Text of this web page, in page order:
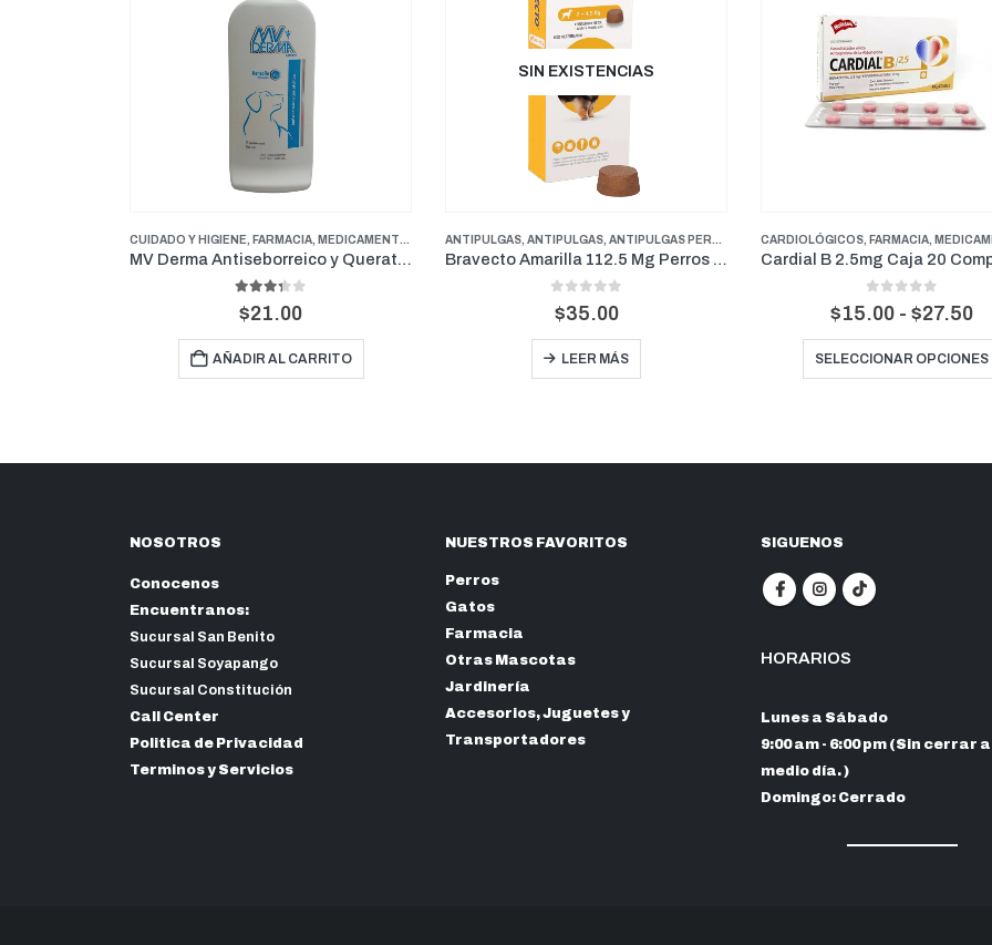
SUPLEMENTOS Y VITAMINAS
CUIDADO Y HIGIENE ,FARMACIA,MEDICAMENTOS GENERALES
MV Derma Antiseborreico y Queratolítico Shampoo 16 Onz
out of 5
21.00
AÑADIR AL CARRITO
SIN EXISTENCIAS
ANTIPULGAS ,ANTIPULGAS ,ANTIPULGAS PERROS PESOS PEQUEÑOS , FARMACIA ,PERROS
Bravecto Amarilla 112.5 Mg Perros para peso entre 2-4.5Kg (3 Meses)
out of 5
35.00
LEER MÁS
CARDIOLÓGICOS,FARMACIA,MEDICAMENTOS GENERALES
Cardial B 2.5mg Caja 20 Comprimidos/ Blister de 10 tabletas
out of 5
15.00 - $27.50Rango
precios:
desde
SELECCIONAR OPCIONES
Este producto tiene múltiples variantes. Las opciones
NOSOTROS
Conocenos
Encuentranos:
Sucursal San Benito
Sucursal Soyapango
Sucursal Constitución
Call Center
Politica de Privacidad
Terminos y Servicios
NUESTROS FAVORITOS
Perros
Gatos
Farmacia
Otras Mascotas
Jardinería
Accesorios, Juguetes y
Transportadores
SIGUENOS
HORARIOS
Lunes a Sábado
9:00 am - 6:00 pm (Sin cerrar al
medio día. )
Domingo: Cerrado